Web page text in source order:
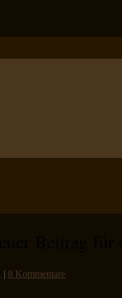
| 8 Kommentare